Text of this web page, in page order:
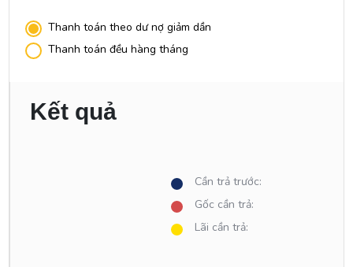
Thanh toán theo dư nợ giảm dần
Thanh toán đều hàng tháng
Kết quả
Cần trả trước:
Gốc cần trả:
Lãi cần trả: